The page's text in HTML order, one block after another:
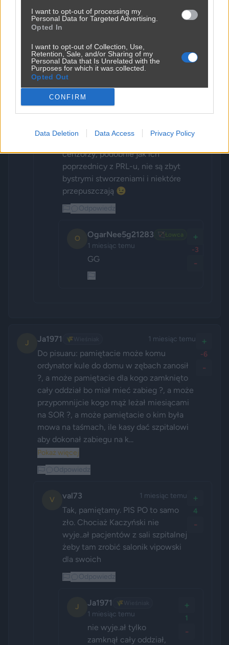
I want to opt-out of processing my
Personal Data for Targeted Advertising.
Opted In
I want to opt-out of Collection, Use,
Retention, Sale, and/or Sharing of my
Personal Data that Is Unrelated with the
Purposes for which it was collected.
Opted Out
CONFIRM
Data Deletion Data Access Privacy Policy
OgarNee5g21283 🏹Łowca 1 miesiąc temu
Jak ty się przemykasz na główną z gorącym
Odpowiedz
ZeigeistHisStory
Nie wrzucam wstawek stricte
politycznych, tylko takie
zabarwione humorem, ironią,
cenzorzy, podobnie jak ich
poprzednicy z PRL-u, nie są zbyt
bystrymi stworzeniami i niektóre
przepuszczają 😉
O OgarNee5g21283 🏹 Łowca
1 miesiąc temu
GG
+
-3
-
J Ja1971 🌾 1 miesiąc temu
Do pisuaru: pamiętacie może komu
ordynator kule do domu w zębach zanosił
?, a może pamiętacie dla kogo zamknięto
cały oddział bo miał mieć zabieg ?, a może
przypomnijcie kogo mąż leżał miesiącami
na SOR ?, a może pamiętacie o kim była
mowa na taśmach, ile kasy dać szpitalowi
aby dokonał zabiegu na k...
Pokaż więcej
+
-6
-
V val73 1 miesiąc temu
Tak, pamiętamy. PIS PO to samo
zło. Chociaż Kaczyński nie
wyje..ał pacjentów z sali szpitalnej
żeby tam zrobić salonik vipowski
dla swoich
+
4
-
J Ja1971 🌾
1 miesiąc temu
nie wyje.ał tylko
zamknął cały oddział,
+
1
-